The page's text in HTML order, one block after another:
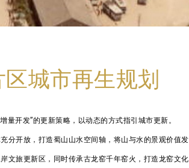
城市再生规划
开发”的更新策略，以动态的方式指引城市更新。
分开放，打造蜀山山水空间轴，将山与水的景观价值发
文旅更新区，同时传承古龙窑千年窑火，打造龙窑文化